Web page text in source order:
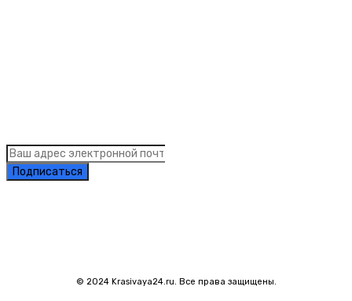
Подписаться
© 2024 Krasivaya24.ru. Все права защищены.